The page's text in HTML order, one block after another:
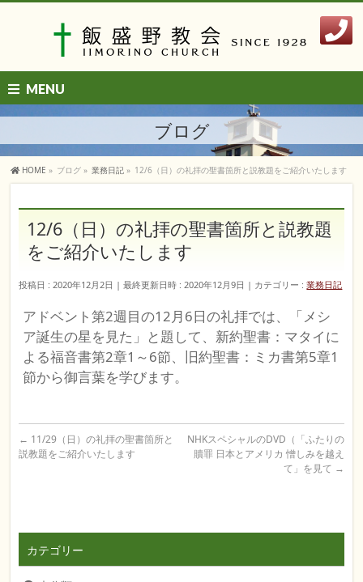
MENU
ブログ
HOME » ブログ » 業務日記 » 12/6（日）の礼拝の聖書箇所と説教題をご紹介いたします
12/6（日）の礼拝の聖書箇所と説教題
をご紹介いたします
投稿日 : 2020年12月2日 最終更新日時 : 2020年12月9日 カテゴリー :業務日記
アドベント第2週目の12月6日の礼拝では、「メシ
ア誕生の星を見た」と題して、新約聖書：マタイに
よる福音書第2章1～6節、旧約聖書：ミカ書第5章1
節から御言葉を学びます。
← 11/29（日）の礼拝の聖書箇所と
説教題をご紹介いたします
NHKスペシャルのDVD（「ふたりの
贖罪 日本とアメリカ 憎しみを越え
て」を見て →
カテゴリー